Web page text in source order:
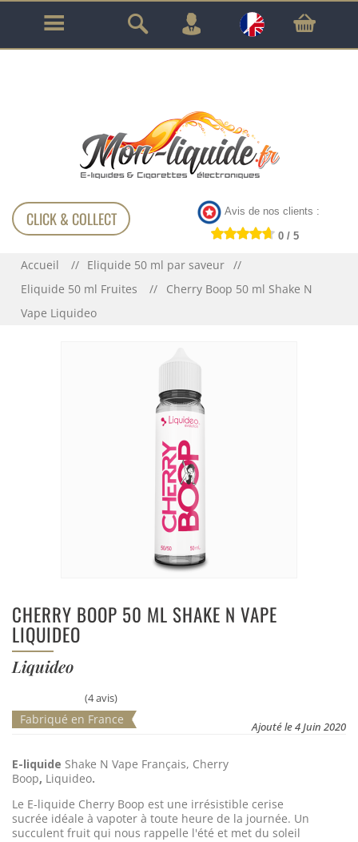
GARANTIE À VIE SUR TOUT LE MATÉRIEL
!!!
CLICK & COLLECT Avis de nos clients :
0 / 5
Accueil
Eliquide 50 ml par saveur
Eliquide 50 ml Fruites
Cherry Boop 50 ml Shake N
Vape Liquideo
CHERRY BOOP 50 ML SHAKE N VAPE
LIQUIDEO
Liquideo
(4 avis)
Ajouté le 4 Juin 2020
Fabriqué en France
E-liquide Shake N Vape Français, Cherry
Boop, Liquideo.
Le E-liquide Cherry Boop est une irrésistible cerise
sucrée idéale à vapoter à toute heure de la journée. Un
succulent fruit qui nous rappelle l'été et met du soleil